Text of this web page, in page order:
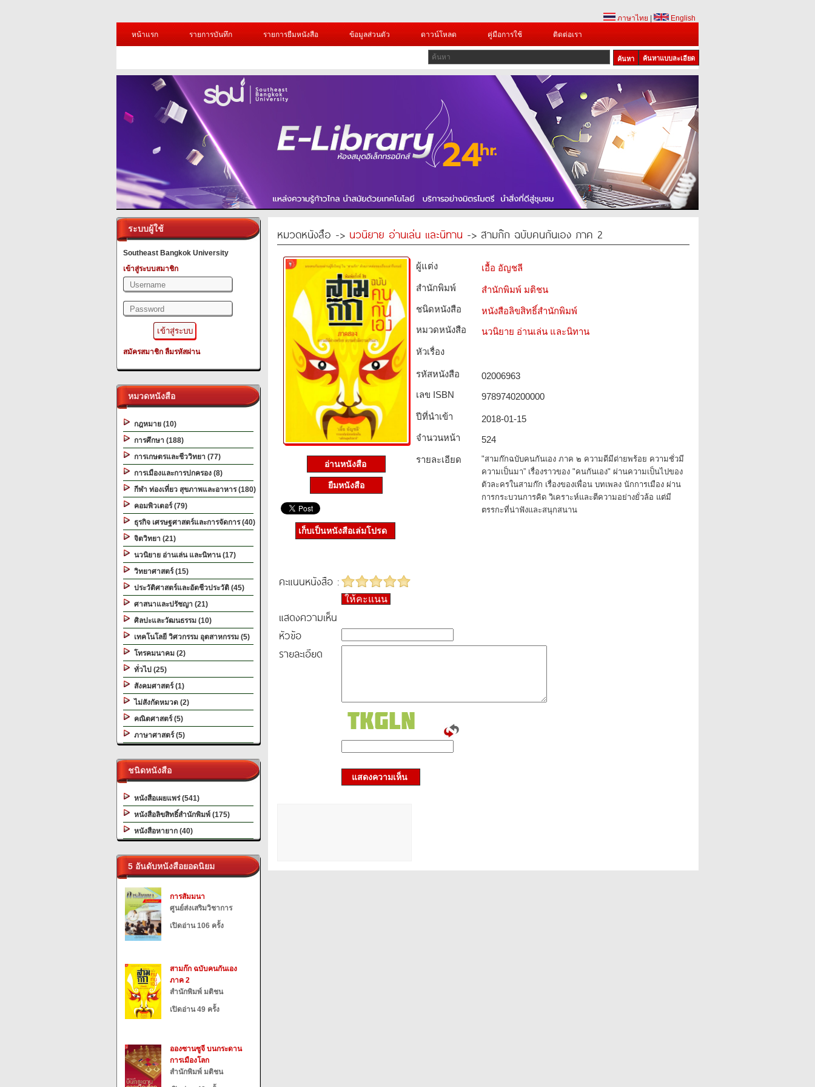
ภาษาไทย
English
หน้าแรก
รายการบันทึก รายการยืมหนังสือ ข้อมูลส่วนตัว ดาวน์โหลด คู่มือการใช้ ติดต่อเรา
ค้นหาแบบละเอียด
1 2 3
ระบบผู้ใช้
Southeast Bangkok University
เข้าสู่ระบบสมาชิก
สมัครสมาชิก ลืมรหัสผ่าน
หมวดหนังสือ
กฎหมาย (10)
การศึกษา (188)
การเกษตรและชีววิทยา (77)
การเมืองและการปกครอง (8)
กีฬา ท่องเที่ยว สุขภาพและอาหาร (180)
คอมพิวเตอร์ (79)
ธุรกิจ เศรษฐศาสตร์และการจัดการ (40)
จิตวิทยา (21)
นวนิยาย อ่านเล่น และนิทาน (17)
วิทยาศาสตร์ (15)
ประวัติศาสตร์และอัตชีวประวัติ (45)
ศาสนาและปรัชญา (21)
ศิลปะและวัฒนธรรม (10)
เทคโนโลยี วิศวกรรม อุตสาหกรรม (5)
โทรคมนาคม (2)
ทั่วไป (25)
สังคมศาสตร์ (1)
ไม่สังกัดหมวด (2)
คณิตศาสตร์ (5)
ภาษาศาสตร์ (5)
ชนิดหนังสือ
หนังสือเผยแพร่ (541)
หนังสือลิขสิทธิ์สำนักพิมพ์ (175)
หนังสือหายาก (40)
5 อันดับหนังสือยอดนิยม
การสัมมนา
ศูนย์ส่งเสริมวิชาการ
เปิดอ่าน 106 ครั้ง
สามก๊ก ฉบับคนกันเอง
ภาค 2
สำนักพิมพ์ มติชน
เปิดอ่าน 49 ครั้ง
อองซานซูจี บนกระดาน
การเมืองโลก
สำนักพิมพ์ มติชน
หมวดหนังสือ -> นวนิยาย อ่านเล่น และนิทาน -> สามก๊ก ฉบับคนกันเอง ภาค 2
อ่านหนังสือ
ยืมหนังสือ
ผู้แต่ง
เอื้อ อัญชลี
สำนักพิมพ์
สำนักพิมพ์ มติชน
ชนิดหนังสือ­
หนังสือลิขสิทธิ์สำนักพิมพ์
หมวดหนังสือ­
นวนิยาย อ่านเล่น และนิทาน
หัวเรื่อง
รหัสหนังสือ­
02006963
เลข ISBN
9789740200000
ปีที่นำเข้า
2018-01-15
จำนวนหน้า
524
รายละเอียด
"สามก๊กฉบับคนกันเอง ภาค ๒ ความดีมีด่ายพร้อย ความชั่วมี
ความเป็นมา” เรื่องราวของ "คนกันเอง" ผ่านความเป็นไปของ
ตัวละครในสามก๊ก เรื่องของเพื่อน บทเพลง นักการเมือง ผ่าน
การกระบวนการคิด วิเคราะห์และตีความอย่างยั่วล้อ แต่มี
ตรรกะที่น่าฟังและสนุกสนาน
เก็บเป็นหนังสือเล่มโปรด
คะแนนหนังสือ :
ให้คะแนน
แสดงความเห็น
หัวข้อ
รายละเอียด
แสดงความเห็น